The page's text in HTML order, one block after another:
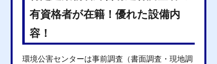
有資格者が在籍！優れた設備内
容！
環境公害センターは事前調査（書面調査・現地調